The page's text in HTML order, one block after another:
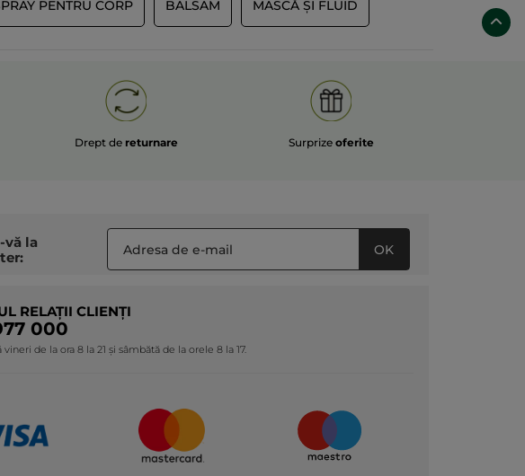
PENTRU CORP BALSAM MASCĂ ȘI FLUID
Drept de returnare Surprize oferite
OK
RELAȚII CLIENȚI
000
de la ora 8 la 21 și sâmbătă de la orele 8 la 17.